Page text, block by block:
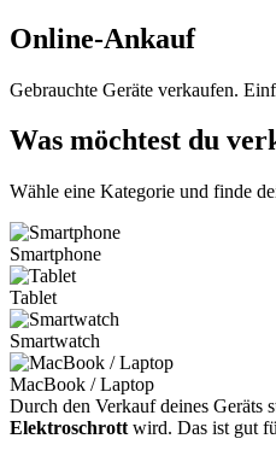
Online-Ankauf
Gebrauchte Geräte verkaufen.
Was möchtest du
Wähle eine Kategorie und finde
Smartphone
Tablet
Smartwatch
MacBook / Laptop
Durch den Verkauf deines Geräts
Elektroschrott wird. Das ist gut